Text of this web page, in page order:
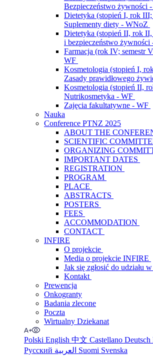
Bezpieczeństwo żywności
Dietetyka (stopień I, rok
Suplementy diety - WNoZ
Dietetyka (stopień II, rok II,
i bezpieczeństwo
Farmacja (rok IV; semestr
WF
Kosmetologia (stopień I,
Zasady prawidłowego
Kosmetologia (stopień II,
Nutrikosmetyka - WF
Zajęcia fakultatywne - WF
Nauka
Conference PTNZ 2025
ABOUT THE
SCIENTIFIC
ORGANIZING
IMPORTANT DATES
REGISTRATION
PROGRAM
PLACE
ABSTRACTS
POSTERS
FEES
ACCOMMODATION
CONTACT
INFIRE
O projekcie
Media o projekcie INFIRE
Jak się zgłosić do udziału
Kontakt
Prewencja
Onkogranty
Badania zlecone
Poczta
Wirtualny Dziekanat
Polski English 中文 Castellano Deutsch
Русский
Suomi Svenska